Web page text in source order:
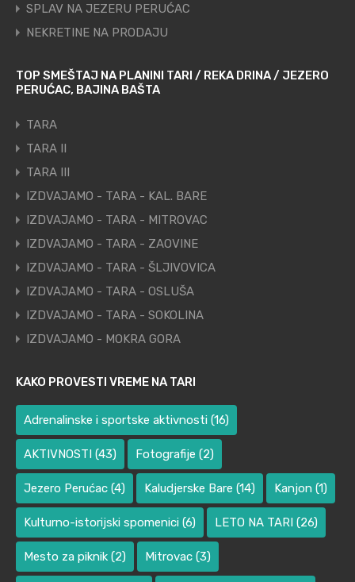
SPLAV NA JEZERU PERUĆAC
NEKRETINE NA PRODAJU
TOP SMEŠTAJ NA PLANINI TARI / REKA DRINA / JEZERO
PERUĆAC, BAJINA BAŠTA
TARA
TARA II
TARA III
IZDVAJAMO - TARA - KAL. BARE
IZDVAJAMO - TARA - MITROVAC
IZDVAJAMO - TARA - ZAOVINE
IZDVAJAMO - TARA - ŠLJIVOVICA
IZDVAJAMO - TARA - OSLUŠA
IZDVAJAMO - TARA - SOKOLINA
IZDVAJAMO - MOKRA GORA
KAKO PROVESTI VREME NA TARI
Adrenalinske i sportske aktivnosti (16)
AKTIVNOSTI (43) Fotografije (2)
Jezero Perućac (4) Kaludjerske Bare (14) Kanjon (1)
Kulturno-istorijski spomenici (6) LETO NA TARI (26)
Mesto za piknik (2) Mitrovac (3)